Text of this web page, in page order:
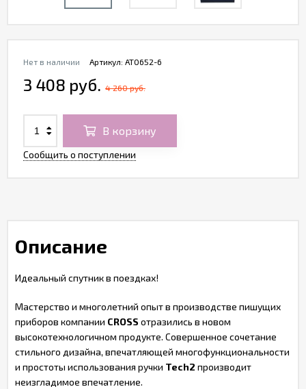
Артикул: AT0652-6
Нет в наличии
3 408 руб. 4 260 руб.
В корзину
Сообщить о поступлении
Описание
Идеальный спутник в поездках!
Мастерство и многолетний опыт в производстве пишущих
приборов компании CROSS отразились в новом
высокотехнологичном продукте. Совершенное сочетание
стильного дизайна, впечатляющей многофункциональности
и простоты использования ручки Tech2 производит
неизгладимое впечатление.